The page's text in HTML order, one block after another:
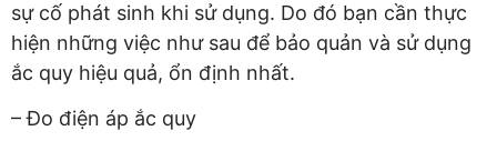
sự cố phát sinh khi sử dụng. Do đó bạn cần thực
hiện những việc như sau để bảo quản và sử dụng
ắc quy hiệu quả, ổn định nhất.
– Đo điện áp ắc quy